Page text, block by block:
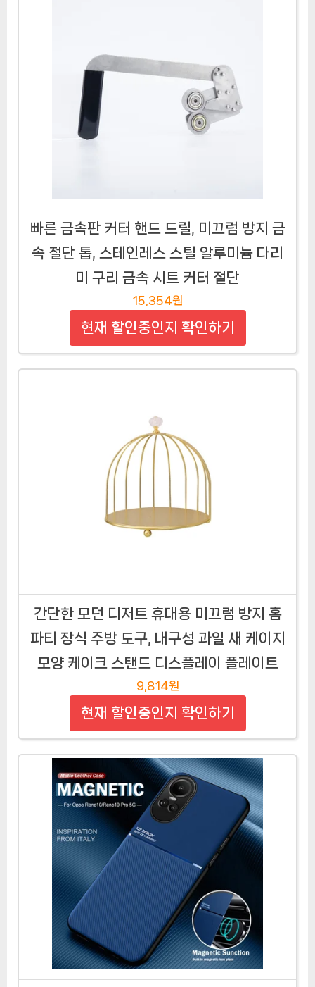
빠른 금속판 커터 핸드 드릴, 미끄럼 방지 금
속 절단 톱, 스테인레스 스틸 알루미늄 다리
미 구리 금속 시트 커터 절단
15,354원
현재 할인중인지 확인하기
간단한 모던 디저트 휴대용 미끄럼 방지 홈
파티 장식 주방 도구, 내구성 과일 새 케이지
모양 케이크 스탠드 디스플레이 플레이트
9,814원
현재 할인중인지 확인하기